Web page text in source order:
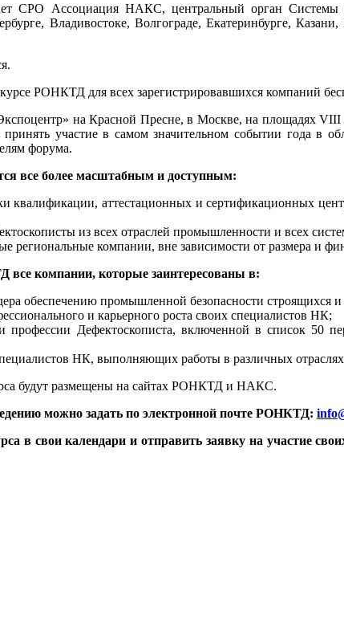
СРО Ассоциация НАКС, центральный орган
Владивостоке, Волгограде, Екатеринбурге,
РОНКТД для всех зарегистрировавшихся компаний
на Красной Пресне, в Москве, на площадях
принять участие в самом значительном событии года в
форума.
все более масштабным и доступным:
квалификации, аттестационных и сертификационных
из всех отраслей промышленности и всех
региональные компании, вне зависимости от размера и
компании, которые заинтересованы в:
обеспечению промышленной безопасности строящихся и
и карьерного роста своих специалистов НК;
Дефектоскописта, включенной в список 50
НК, выполняющих работы в различных
будут размещены на сайтах РОНКТД и НАКС.
можно задать по электронной почте РОНКТД:
в свои календари и отправить заявку на участие